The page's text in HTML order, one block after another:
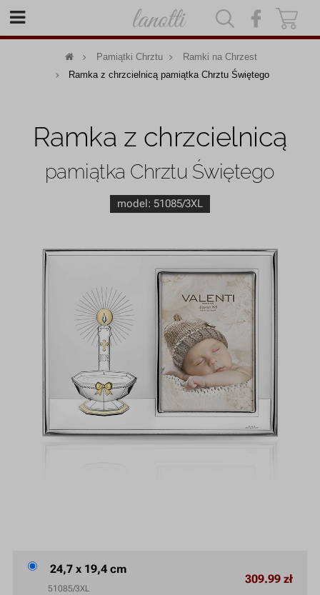
Pamiątki Chrztu
Ramki na Chrzest
Ramka z chrzcielnicą pamiątka Chrztu Świętego
Ramka z chrzcielnicą
pamiątka Chrztu Świętego
model: 51085/3XL
24,7 x 19,4 cm
51085/3XL
309.99 zł